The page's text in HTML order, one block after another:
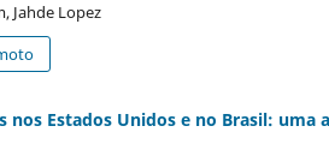
Jahde Lopez
Estados Unidos e no Brasil: